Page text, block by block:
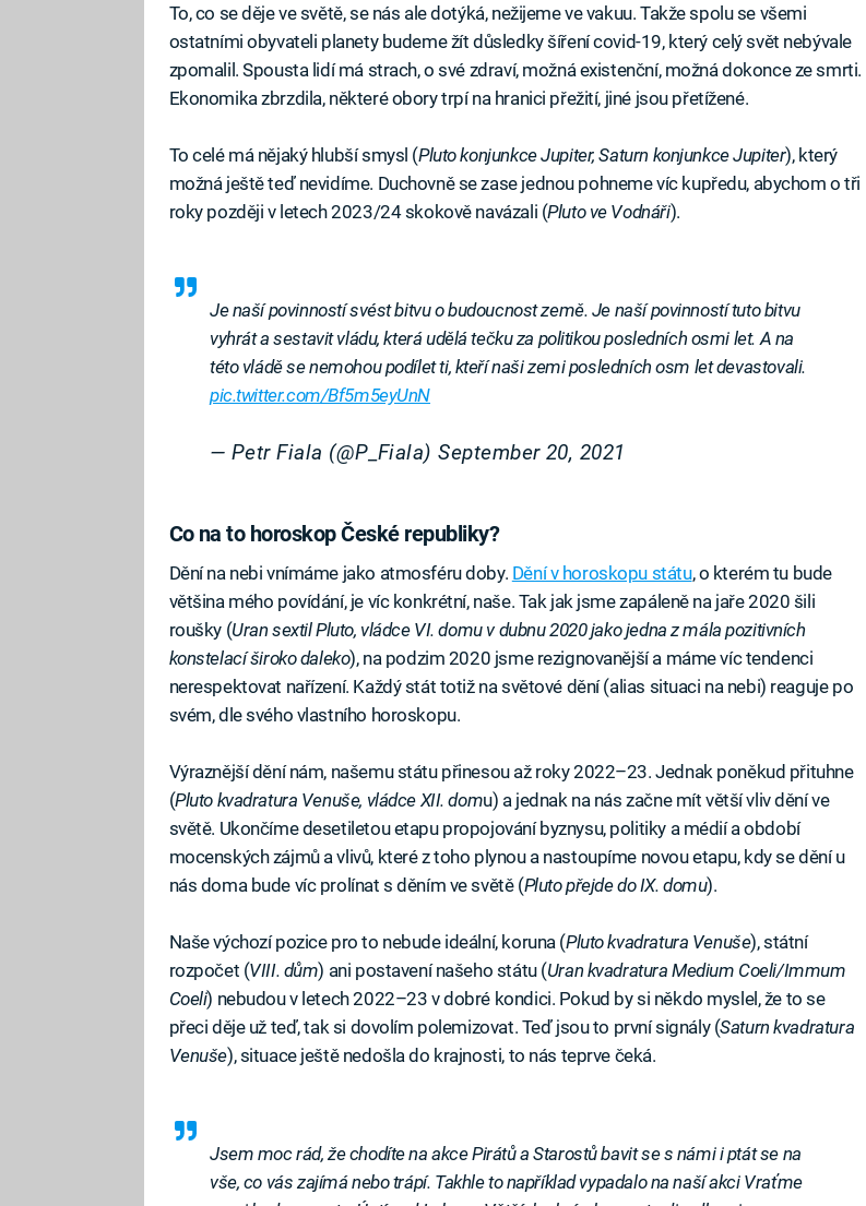
To, co se děje ve světě, se nás ale dotýká, nežijeme ve vakuu. Takže spolu se všemi
ostatními obyvateli planety budeme žít důsledky šíření covid-19, který celý svět nebývale
zpomalil. Spousta lidí má strach, o své zdraví, možná existenční, možná dokonce ze smrti.
Ekonomika zbrzdila, některé obory trpí na hranici přežití, jiné jsou přetížené.
To celé má nějaký hlubší smysl (Pluto konjunkce Jupiter, Saturn konjunkce Jupiter), který
možná ještě teď nevidíme. Duchovně se zase jednou pohneme víc kupředu, abychom o tři
roky později v letech 2023/24 skokově navázali (Pluto ve Vodnáři).
Je naší povinností svést bitvu o budoucnost země. Je naší povinností tuto bitvu
vyhrát a sestavit vládu, která udělá tečku za politikou posledních osmi let. A na
této vládě se nemohou podílet ti, kteří naši zemi posledních osm let devastovali.
pic.twitter.com/Bf5m5eyUnN
— Petr Fiala (@P_Fiala)September 20, 2021
Co na to horoskop České republiky?
Dění na nebi vnímáme jako atmosféru doby. Dění v horoskopu státu, o kterém tu bude
většina mého povídání, je víc konkrétní, naše. Tak jak jsme zapáleně na jaře 2020 šili
roušky (Uran sextil Pluto, vládce VI. domu v dubnu 2020 jako jedna z mála pozitivních
konstelací široko daleko), na podzim 2020 jsme rezignovanější a máme víc tendenci
nerespektovat nařízení. Každý stát totiž na světové dění (alias situaci na nebi) reaguje po
svém, dle svého vlastního horoskopu.
Výraznější dění nám, našemu státu přinesou až roky 2022–23. Jednak poněkud přituhne
(Pluto kvadratura Venuše, vládce XII. domu) a jednak na nás začne mít větší vliv dění ve
světě. Ukončíme desetiletou etapu propojování byznysu, politiky a médií a období
mocenských zájmů a vlivů, které z toho plynou a nastoupíme novou etapu, kdy se dění u
nás doma bude víc prolínat s děním ve světě (Pluto přejde do IX. domu).
Naše výchozí pozice pro to nebude ideální, koruna (Pluto kvadratura Venuše), státní
rozpočet (VIII. dům) ani postavení našeho státu (Uran kvadratura Medium Coeli/Immum
Coeli) nebudou v letech 2022–23 v dobré kondici. Pokud by si někdo myslel, že to se
přeci děje už teď, tak si dovolím polemizovat. Teď jsou to první signály (Saturn kvadratura
Venuše), situace ještě nedošla do krajnosti, to nás teprve čeká.
Jsem moc rád, že chodíte na akce Pirátů a Starostů bavit se s námi i ptát se na
vše, co vás zajímá nebo trápí. Takhle to například vypadalo na naší akci Vraťme